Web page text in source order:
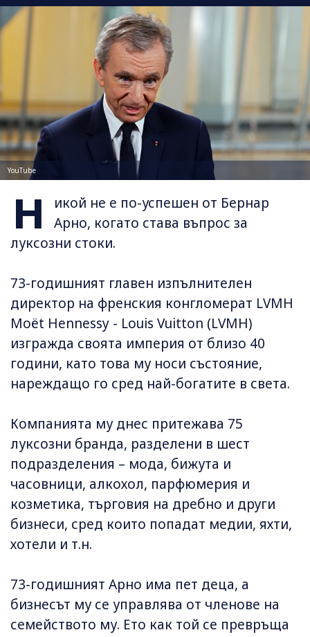
YouTube
Н
икой не е по-успешен от Бернар
Арно, когато става въпрос за
луксозни стоки.
73-годишният главен изпълнителен
директор на френския конгломерат LVMH
Moët Hennessy - Louis Vuitton (LVMH)
изгражда своята империя от близо 40
години, като това му носи състояние,
нареждащо го сред най-богатите в света.
Компанията му днес притежава 75
луксозни бранда, разделени в шест
подразделения – мода, бижута и
часовници, алкохол, парфюмерия и
козметика, търговия на дребно и други
бизнеси, сред които попадат медии, яхти,
хотели и т.н.
73-годишният Арно има пет деца, а
бизнесът му се управлява от членове на
семейството му. Ето как той се превръща